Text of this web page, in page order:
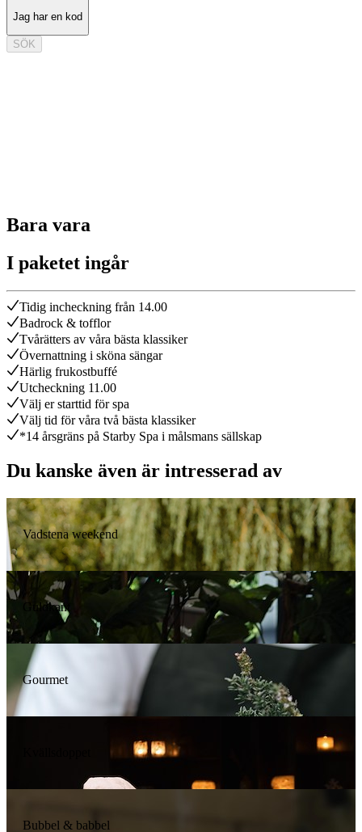
Jag har en kod
SÖK
Bara vara
I paketet ingår
Tidig incheckning från 14.00
Badrock & tofflor
Tvårätters av våra bästa klassiker
Övernattning i sköna sängar
Härlig frukostbuffé
Utcheckning 11.00
Välj er starttid för spa
Välj tid för våra två bästa klassiker
*14 årsgräns på Starby Spa i målsmans sällskap
Du kanske även är intresserad av
Vadstena weekend
Guldkant
Gourmet
Bubbel & babbel